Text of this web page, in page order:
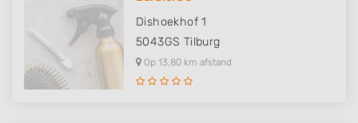
Dishoekhof 1
5043GS Tilburg
Op 13,80 km afstand